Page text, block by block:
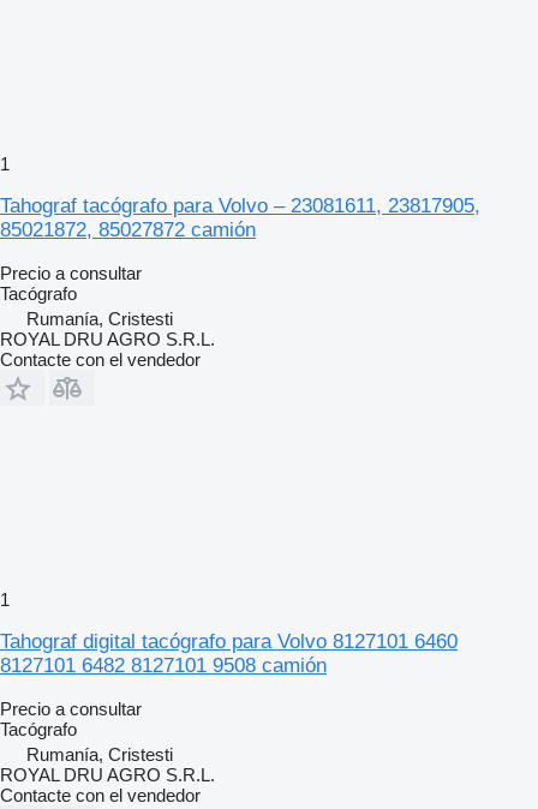
1
Tahograf tacógrafo para Volvo – 23081611, 23817905,
85021872, 85027872 camión
Precio a consultar
Tacógrafo
Rumanía, Cristesti
ROYAL DRU AGRO S.R.L.
Contacte con el vendedor
1
Tahograf digital tacógrafo para Volvo 8127101 6460
8127101 6482 8127101 9508 camión
Precio a consultar
Tacógrafo
Rumanía, Cristesti
ROYAL DRU AGRO S.R.L.
Contacte con el vendedor